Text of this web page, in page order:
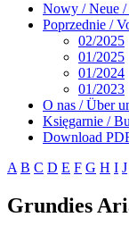
Nowy / Neue
Poprzednie /
02/2025
01/2025
01/2024
01/2023
O nas / Über
Księgarnie /
Download
A B C D E F G H I J
Grundies